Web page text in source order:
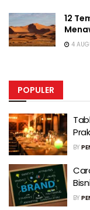
12
4
POPULER
BY
BY